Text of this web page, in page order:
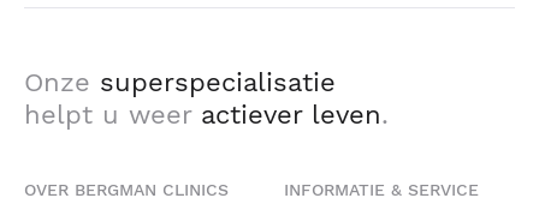
Onze superspecialisatie
helpt u weer actiever leven.
OVER BERGMAN CLINICS INFORMATIE & SERVICE